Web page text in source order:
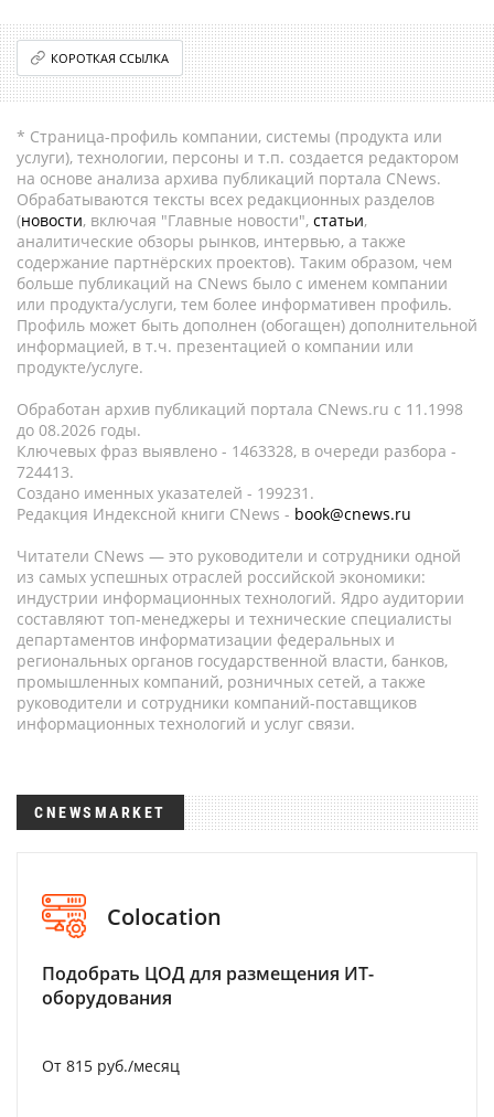
КОРОТКАЯ ССЫЛКА
* Страница-профиль компании, системы (продукта или
услуги), технологии, персоны и т.п. создается редактором
на основе анализа архива публикаций портала CNews.
Обрабатываются тексты всех редакционных разделов
(новости, включая "Главные новости", статьи,
аналитические обзоры рынков, интервью, а также
содержание партнёрских проектов). Таким образом, чем
больше публикаций на CNews было с именем компании
или продукта/услуги, тем более информативен профиль.
Профиль может быть дополнен (обогащен) дополнительной
информацией, в т.ч. презентацией о компании или
продукте/услуге.
Обработан архив публикаций портала CNews.ru c 11.1998
до 08.2026 годы.
Ключевых фраз выявлено - 1463328, в очереди разбора -
724413.
Создано именных указателей - 199231.
Редакция Индексной книги CNews - book@cnews.ru
Читатели CNews — это руководители и сотрудники одной
из самых успешных отраслей российской экономики:
индустрии информационных технологий. Ядро аудитории
составляют топ-менеджеры и технические специалисты
департаментов информатизации федеральных и
региональных органов государственной власти, банков,
промышленных компаний, розничных сетей, а также
руководители и сотрудники компаний-поставщиков
информационных технологий и услуг связи.
CNEWSMARKET
Colocation
Подобрать ЦОД для размещения ИТ-
оборудования
От 815 руб./месяц